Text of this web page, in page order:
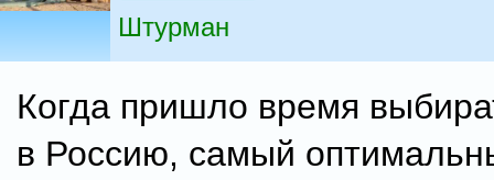
Штурман
Когда пришло время
в Россию, самый